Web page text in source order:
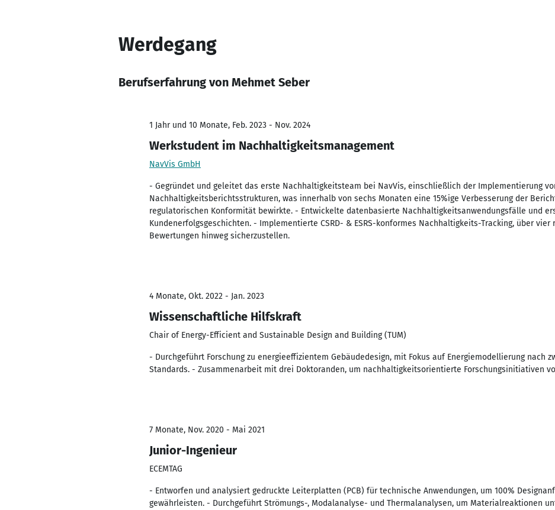
Werdegang
Berufserfahrung von Mehmet Seber
1 Jahr und 10 Monate, Feb. 2023 - Nov. 2024
Werkstudent im Nachhaltigkeitsmanagement
NavVis GmbH
- Gegründet und geleitet das erste Nachhaltigkeitsteam bei NavVis, einschließlich der Implementierung
Nachhaltigkeitsberichtsstrukturen, was innerhalb von sechs Monaten eine 15%ige Verbesserung der
regulatorischen Konformität bewirkte. - Entwickelte datenbasierte Nachhaltigkeitsanwendungsfälle und
Kundenerfolgsgeschichten. - Implementierte CSRD- & ESRS-konformes Nachhaltigkeits-Tracking, über vier
Bewertungen hinweg sicherzustellen.
4 Monate, Okt. 2022 - Jan. 2023
Wissenschaftliche Hilfskraft
Chair of Energy-Efficient and Sustainable Design and Building (TUM)
- Durchgeführt Forschung zu energieeffizientem Gebäudedesign, mit Fokus auf Energiemodellierung nach
Standards. - Zusammenarbeit mit drei Doktoranden, um nachhaltigkeitsorientierte Forschungsinitiativen
7 Monate, Nov. 2020 - Mai 2021
Junior-Ingenieur
ECEMTAG
- Entworfen und analysiert gedruckte Leiterplatten (PCB) für technische Anwendungen, um 100%
gewährleisten. - Durchgeführt Strömungs-, Modalanalyse- und Thermalanalysen, um Materialreaktionen